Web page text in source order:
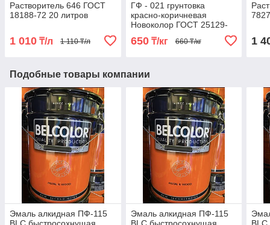
Растворитель 646 ГОСТ
18188-72 20 литров
1 010 ₸/л 1 110 ₸/л
ГФ - 021 грунтовка
красно-коричневая
Новоколор ГОСТ 25129-
82 по 25 кг
650₸/кг 660 ₸/кг 1
Подобные товары компании
Эмаль алкидная ПФ-115
Эмаль алкидная ПФ-115